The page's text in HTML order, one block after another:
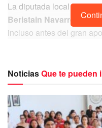
La diputada local
Beristain Navarrete,
incluso antes del gran
Puedes volver a
diputada
NoticiasQue te pueden